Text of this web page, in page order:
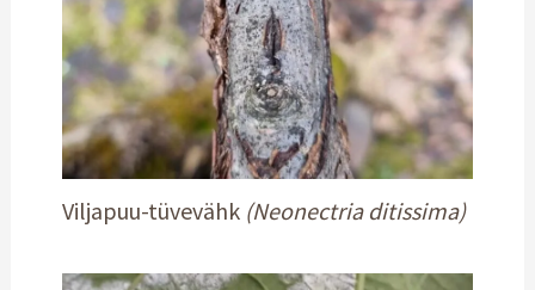
Viljapuu-tüvevähk (Neonectria ditissima)